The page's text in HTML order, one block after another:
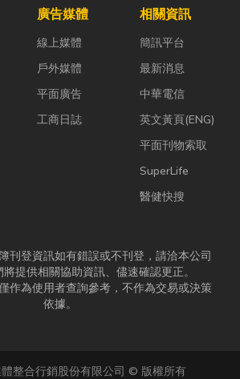
關係到安全、
質。一條好的
繩索，必須具
備高強...
麼？它跟傳統
裝瓦斯有什麼
差別？天然瓦
斯...
廣告媒體
線上媒體
戶外媒體
平面廣告
工商日誌
相關資訊
簡訊平台
最新消息
中華電信
英文黃頁(ENG)
平面刊物索取
SuperLife
醫健快搜
刊登資訊如有錯誤或不刊登，請洽本公司
將提供相關協助資訊、儘速確認更正。
作為使用者查詢參考，不作為交易或決策
依據。
整合行銷股份有限公司 © 版權所有